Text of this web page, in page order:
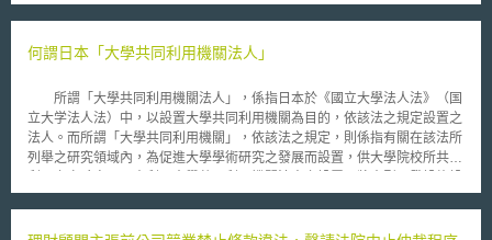
機基本規範架構能於今年年底前到位。有關最低風險無人機相關管理草案預
在一份聲明中表示：「這些規定將確保無人機產業可在安全與可成長的環境
商標混淆為由，主張85.1度C影響了其商譽和正常收益？這個「後商標比前
「商標的反向混淆誤認」，按經濟部智慧財產局〈行政法院105年度判字第
者反而誤以為前商標係仿冒後商標，或誤認為前商標與後商標係來自同一來
源，或誤認兩商標之使用人間存在關係企業、授權、加盟或其他類似關
係。」 美國於1976年之Big O Tire Dealers, INC. v. Goodyear Tire &
Rubber Co.案首度在侵害商標權訴訟承認有反向混淆之適用。然而，由於
美國採「使用主義」(First to use)，商標之認定係以使用的先後判斷之。而
105年度判字第465號判決則明確表示商標法明文規範商標註冊申請乃採先
何謂日本「大學共同利用機關法人」
所謂「大學共同利用機關法人」，係指日本於《國立大學法人法》（国
立大学法人法）中，以設置大學共同利用機關為目的，依該法之規定設置之
法人。而所謂「大學共同利用機關」，依該法之規定，則係指有關在該法所
列舉之研究領域內，為促進大學學術研究之發展而設置，供大學院校所共同
備，以及貴重文獻資料之收集及保存等功能賦予大學共同利用機關，並將其